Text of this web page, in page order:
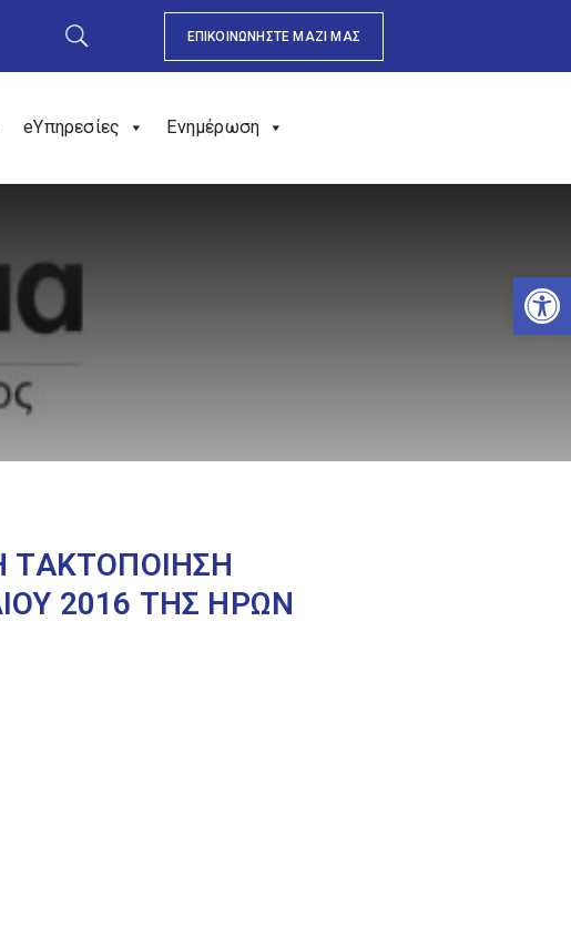
ΕΠΙΚΟΙΝΩΝΗΣΤΕ ΜΑΖΙ ΜΑΣ
eΥπηρεσίες Ενημέρωση
ΤΑΚΤΟΠΟΙΗΣΗ
2016 ΤΗΣ ΗΡΩΝ